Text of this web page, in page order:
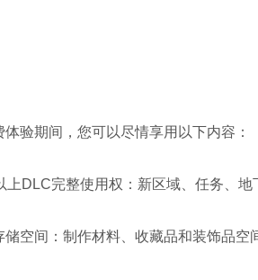
期间，您可以尽情享用以下内容：
完整使用权：新区域、任务、地
间：制作材料、收藏品和装饰品空